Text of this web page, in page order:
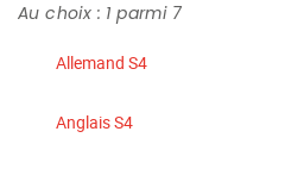
Au choix : 1 parmi 7
Allemand S4
Anglais S4